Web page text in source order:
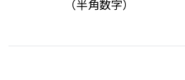
（半角数字）